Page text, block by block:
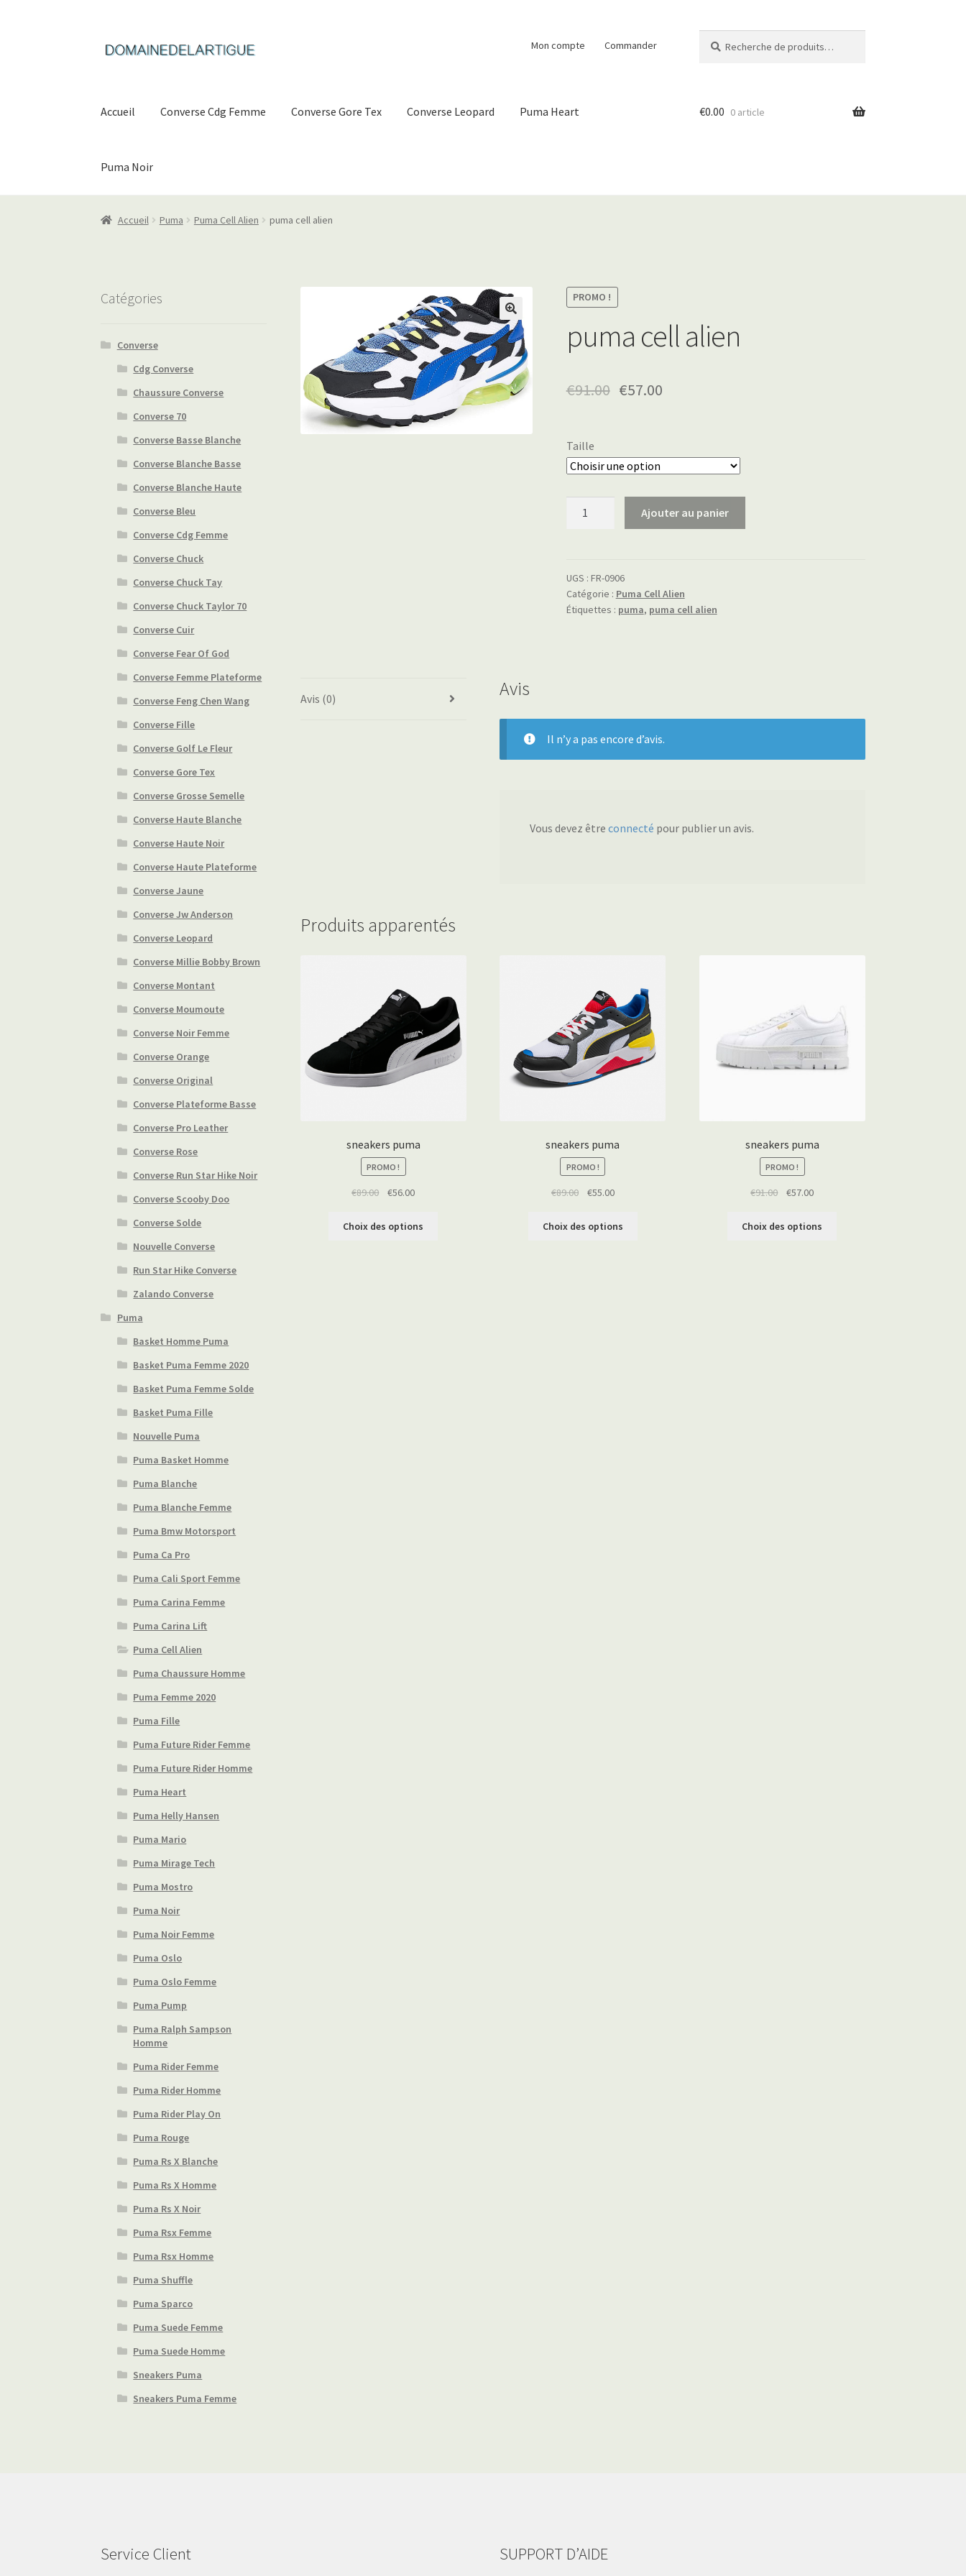
àau
Mon compte Commander
pour :
r
Accueil Converse Cdg Femme Converse Gore Tex Converse Leopard Puma Heart
Puma Noir
€0.00 0 article
Accueil Puma Puma Cell Alien puma cell alien
PROMO !
puma cell alien
€91.00 €57.00
Taille
alien
Ajouter au panier
UGS : FR-0906
Catégorie : Puma Cell Alien
Étiquettes : puma, puma cell alien
Avis (0) Avis
Il n’y a pas encore d’avis.
Vous devez êtreconnecté pour publier un avis.
Produits apparentés
sneakers puma
PROMO !
€89.00 €56.00
Choix des options
sneakers puma
PROMO !
€89.00 €55.00
Choix des options
sneakers puma
PROMO !
€91.00 €57.00
Choix des options
Catégories
Converse
Cdg Converse
Chaussure Converse
Converse 70
Converse Basse Blanche
Converse Blanche Basse
Converse Blanche Haute
Converse Bleu
Converse Cdg Femme
Converse Chuck
Converse Chuck Tay
Converse Chuck Taylor 70
Converse Cuir
Converse Fear Of God
Converse Femme Plateforme
Converse Feng Chen Wang
Converse Fille
Converse Golf Le Fleur
Converse Gore Tex
Converse Grosse Semelle
Converse Haute Blanche
Converse Haute Noir
Converse Haute Plateforme
Converse Jaune
Converse Jw Anderson
Converse Leopard
Converse Millie Bobby Brown
Converse Montant
Converse Moumoute
Converse Noir Femme
Converse Orange
Converse Original
Converse Plateforme Basse
Converse Pro Leather
Converse Rose
Converse Run Star Hike Noir
Converse Scooby Doo
Converse Solde
Nouvelle Converse
Run Star Hike Converse
Zalando Converse
Puma
Basket Homme Puma
Basket Puma Femme 2020
Basket Puma Femme Solde
Basket Puma Fille
Nouvelle Puma
Puma Basket Homme
Puma Blanche
Puma Blanche Femme
Puma Bmw Motorsport
Puma Ca Pro
Puma Cali Sport Femme
Puma Carina Femme
Puma Carina Lift
Puma Cell Alien
Puma Chaussure Homme
Puma Femme 2020
Puma Fille
Puma Future Rider Femme
Puma Future Rider Homme
Puma Heart
Puma Helly Hansen
Puma Mario
Puma Mirage Tech
Puma Mostro
Puma Noir
Puma Noir Femme
Puma Oslo
Puma Oslo Femme
Puma Pump
Puma Ralph Sampson
Homme
Puma Rider Femme
Puma Rider Homme
Puma Rider Play On
Puma Rouge
Puma Rs X Blanche
Puma Rs X Homme
Puma Rs X Noir
Puma Rsx Femme
Puma Rsx Homme
Puma Shuffle
Puma Sparco
Puma Suede Femme
Puma Suede Homme
Sneakers Puma
Sneakers Puma Femme
Service Client SUPPORT D’AIDE